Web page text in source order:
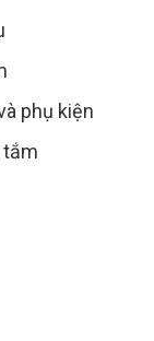
phụ kiện
tắm